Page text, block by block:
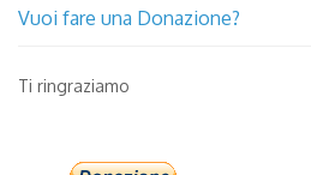
Vuoi fare una Donazione?
Ti ringraziamo